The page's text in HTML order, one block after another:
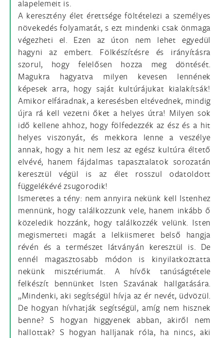
alapelemeit is.
A keresztény élet érettsége föltételezi a személyes
növekedés folyamatát, s ezt mindenki csak önmaga
végezheti el. Ezen az úton nem lehet egyedül
hagyni az embert. Fölkészítésre és irányításra
szorul, hogy felelősen hozza meg döntését.
Magukra hagyatva milyen kevesen lennének
képesek arra, hogy saját kultúrájukat kialakítsák!
Amikor elfáradnak, a keresésben eltévednek, mindig
újra rá kell vezetni őket a helyes útra! Milyen sok
idő kellene ahhoz, hogy fölfedezzék az ész és a hit
helyes viszonyát, és mekkora lenne a veszélye
annak, hogy a hit nem lesz az egész kultúra éltető
elvévé, hanem fájdalmas tapasztalatok sorozatán
keresztül végül is az élet rosszul odatoldott
függelékévé zsugorodik!
Ismeretes a tény: nem annyira nekünk kell Istenhez
mennünk, hogy találkozzunk vele, hanem inkább ő
közeledik hozzánk, hogy találkozzék velünk. Isten
megismerteti magát a lelkiismeret belső hangja
révén és a természet látványán keresztül is. De
ennél magasztosabb módon is kinyilatkoztatta
nekünk misztériumát. A hívők tanúságtétele
felkészít bennünket Isten Szavának hallgatására.
„Mindenki, aki segítségül hívja az ér nevét, üdvözül.
De hogyan hívhatják segítségül, amíg nem hisznek
benne? S hogyan higgyenek abban, akiről nem
hallottak? S hogyan halljanak róla, ha nincs, aki